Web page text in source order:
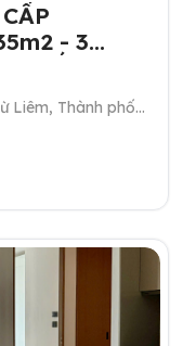
- 3
2
Liêm, Thành phố